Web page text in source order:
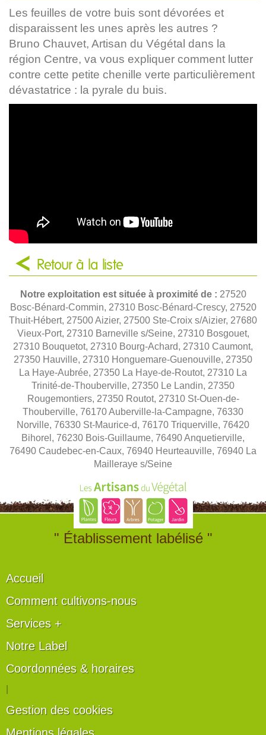
Les feuilles de votre buis sont dévorées et
disparaissent les unes après les autres ?
Bruno Chauvet, Artisan du Végétal dans la
région Centre, va vous expliquer comment lutter
contre cette petite chenille verte particulièrement
dévastatrice : la pyrale du buis.
Retour à la liste
Notre exploitation est située à proximité de : 27520
Bosc-Bénard-Commin, 27310 Bosc-Bénard-Crescy, 27520
Thuit-Hébert, 27500 Aizier, 27500 Ste-Croix s/Aizier, 27680
Vieux-Port, 27310 Barneville s/Seine, 27310 Bosgouet,
27310 Bouquetot, 27310 Bourg-Achard, 27310 Caumont,
27350 Hauville, 27310 Honguemare-Guenouville, 27350
La Haye-Aubrée, 27350 La Haye-de-Routot, 27310 La
Trinité-de-Thouberville, 27350 Le Landin, 27350
Rougemontiers, 27350 Routot, 27310 St-Ouen-de-
Thouberville, 76170 Auberville-la-Campagne, 76330
Norville, 76330 St-Maurice-d, 76170 Triquerville, 76420
Bihorel, 76230 Bois-Guillaume, 76490 Anquetierville,
76490 Caudebec-en-Caux, 76940 Heurteauville, 76940 La
Mailleraye s/Seine
" Établissement labélisé "
Accueil
Comment cultivons-nous
Services +
Notre Label
Coordonnées & horaires
Gestion des cookies